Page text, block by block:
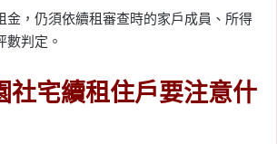
金，仍須依續租審查時的家戶成員、所得
數判定。
社宅續租住戶要注意什